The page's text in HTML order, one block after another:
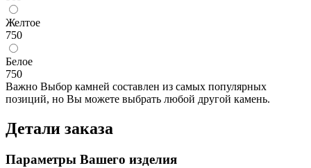
Желтое
750
Белое
750
Важно Выбор камней составлен из самых популярных
позиций, но Вы можете выбрать любой другой камень.
Детали заказа
Параметры Вашего изделия